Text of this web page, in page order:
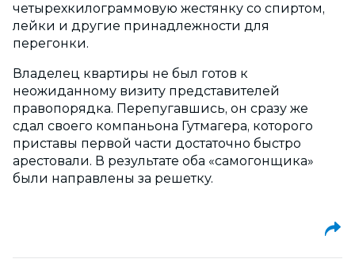
четырехкилограммовую жестянку со спиртом,
лейки и другие принадлежности для
перегонки.
Владелец квартиры не был готов к
неожиданному визиту представителей
правопорядка. Перепугавшись, он сразу же
сдал своего компаньона Гутмагера, которого
приставы первой части достаточно быстро
арестовали. В результате оба «самогонщика»
были направлены за решетку.